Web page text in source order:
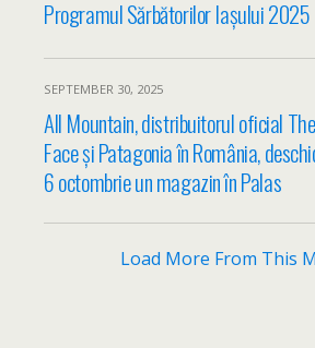
Programul Sărbătorilor Iașului 2025
SEPTEMBER 30, 2025
All Mountain, distribuitorul oficial
Face și Patagonia în România,
6 octombrie un magazin în Palas
Load More From This